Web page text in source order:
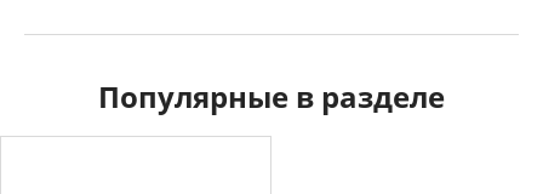
Популярные в разделе